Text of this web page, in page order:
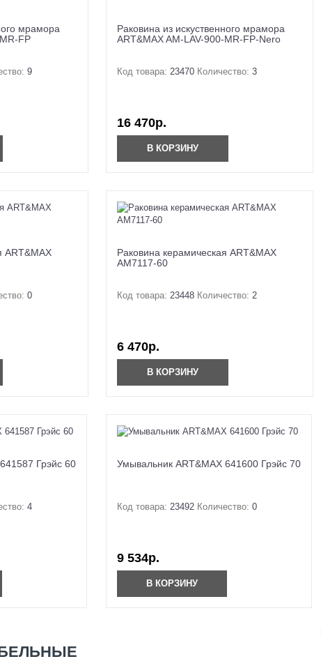
мрамора
FP
9
Раковина из искуственного мрамора
ART&MAX AM-LAV-900-MR-FP-Nero
Код товара: 23470 Количество: 3
16 470р.
В КОРЗИНУ
ART&MAX
0
Раковина керамическая ART&MAX
AM7117-60
Код товара: 23448 Количество: 2
6 470р.
В КОРЗИНУ
Грэйс 60
4
Умывальник ART&MAX 641600 Грэйс 70
Код товара: 23492 Количество: 0
9 534р.
В КОРЗИНУ